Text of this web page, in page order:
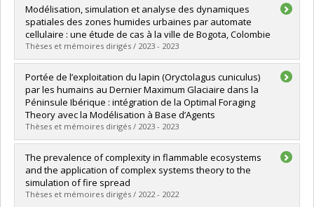
Diplômé(e) : Vadnais, Julien
Cycle :Maîtrise
Diplôme obtenu :M. Sc.
Lien vers le document dans Papyrus
Modélisation, simulation et analyse des dynamiques
spatiales des zones humides urbaines par automate
cellulaire : une étude de cas à la ville de Bogota, Colombie
Thèses et mémoires dirigés / 2023 - 2023
Diplômé(e) :Cuellar Roncancio, Yenny Andrea
Cycle : Maîtrise
Diplôme obtenu : M. Sc.
Lien vers le document dans Papyrus
Portée de l’exploitation du lapin (Oryctolagus cuniculus)
par les humains au Dernier Maximum Glaciaire dans la
Péninsule Ibérique : intégration de la Optimal Foraging
Theory avec la Modélisation à Base d’Agents
Thèses et mémoires dirigés / 2023 - 2023
Diplômé(e) :Seuru, Samuel
Cycle :Doctorat
Diplôme obtenu :Ph. D.
Lien vers le document dans Papyrus
The prevalence of complexity in flammable ecosystems
and the application of complex systems theory to the
simulation of fire spread
Thèses et mémoires dirigés / 2022 - 2022